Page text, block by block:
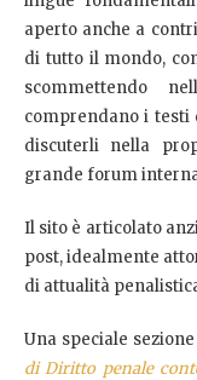
aperto anche a
di tutto il mondo,
scommettendo
comprendano i testi
discuterli nella
grande forum
Il sito è articolato
post, idealmente
di attualità
Una speciale
di Diritto penale